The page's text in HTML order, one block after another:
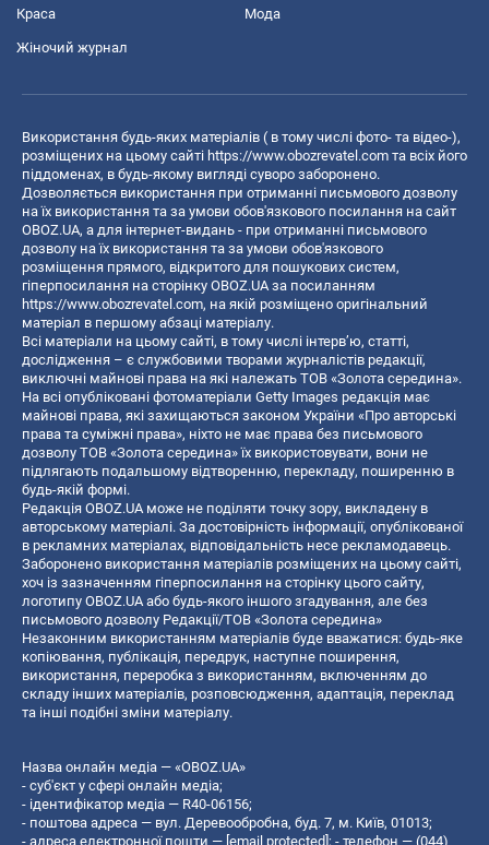
Краса Мода
Жіночий журнал
Використання будь-яких матеріалів ( в тому числі фото- та відео-),
розміщених на цьому сайті https://www.obozrevatel.com та всіх його
піддоменах, в будь-якому вигляді суворо заборонено.
Дозволяється використання при отриманні письмового дозволу
на їх використання та за умови обов'язкового посилання на сайт
OBOZ.UA, а для інтернет-видань - при отриманні письмового
дозволу на їх використання та за умови обов'язкового
розміщення прямого, відкритого для пошукових систем,
гіперпосилання на сторінку OBOZ.UA за посиланням
https://www.obozrevatel.com, на якій розміщено оригінальний
матеріал в першому абзаці матеріалу.
Всі матеріали на цьому сайті, в тому числі інтерв’ю, статті,
дослідження – є службовими творами журналістів редакції,
виключні майнові права на які належать ТОВ «Золота середина».
На всі опубліковані фотоматеріали Getty Images редакція має
майнові права, які захищаються законом України «Про авторські
права та суміжні права», ніхто не має права без письмового
дозволу ТОВ «Золота середина» їх використовувати, вони не
підлягають подальшому відтворенню, перекладу, поширенню в
будь-якій формі.
Редакція OBOZ.UA може не поділяти точку зору, викладену в
авторському матеріалі. За достовірність інформації, опублікованої
в рекламних матеріалах, відповідальність несе рекламодавець.
Заборонено використання матеріалів розміщених на цьому сайті,
хоч із зазначенням гіперпосилання на сторінку цього сайту,
логотипу OBOZ.UA або будь-якого іншого згадування, але без
письмового дозволу Редакції/ТОВ «Золота середина»
Незаконним використанням матеріалів буде вважатися: будь-яке
копiювання, публiкацiя, передрук, наступне поширення,
використання, переробка з використанням, включенням до
складу інших матеріалів, розповсюдження, адаптація, переклад
та інші подібні зміни матеріалу.
Назва онлайн медіа — «OBOZ.UA»
- суб'єкт у сфері онлайн медіа;
- ідентифікатор медіа — R40-06156;
- поштова адреса — вул. Деревообробна, буд. 7, м. Київ, 01013;
- адреса електронної пошти — [email protected]; - телефон — (044)